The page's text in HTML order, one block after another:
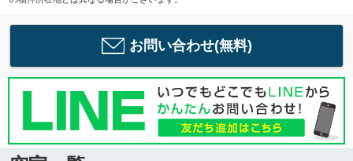
お問い合わせ(無料)